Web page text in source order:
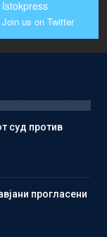
Istokpress
Join us on Twitter
суд против
прогласени